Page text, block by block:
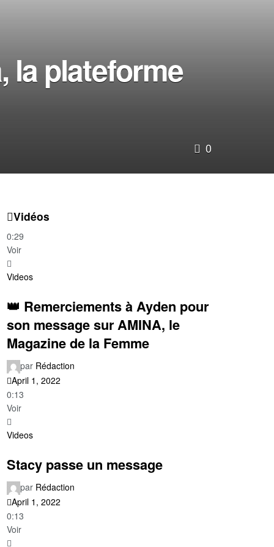
la plateforme
0
Vidéos
0:29
Voir
Videos
👑 Remerciements à Ayden pour
son message sur AMINA, le
Magazine de la Femme
par Rédaction
April 1, 2022
0:13
Voir
Videos
Stacy passe un message
par Rédaction
April 1, 2022
0:13
Voir